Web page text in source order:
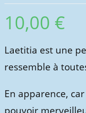
10,00 €
Laetitia est une
ressemble à
En apparence,